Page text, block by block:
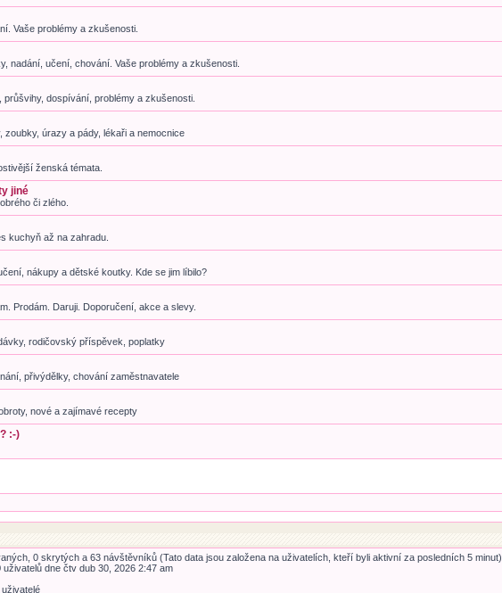
Vaše problémy a zkušenosti.
nadání, učení, chování. Vaše problémy a zkušenosti.
dospívání, problémy a zkušenosti.
úrazy a pády, lékaři a nemocnice
ženská témata.
jiné
či zlého.
kuchyň až na zahradu.
nákupy a dětské koutky. Kde se jim líbilo?
Prodám. Daruji. Doporučení, akce a slevy.
rodičovský příspěvek, poplatky
přivýdělky, chování zaměstnavatele
nové a zajímavé recepty
:-)
0 skrytých a 63 návštěvníků (Tato data jsou založena na uživatelích, kteří byli aktivní za posledních 5 minut)
uživatelů dne čtv dub 30, 2026 2:47 am